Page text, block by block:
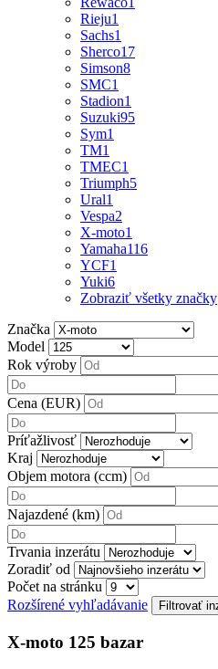
Rieju1
Sachs1
Sherco17
Simson8
SMC1
Stadion1
Suzuki95
Sym1
TM1
TMEC1
Triumph5
Ural1
Vespa2
X-moto1
Yamaha116
YCF1
Yuki6
Zobraziť všetky značky
Značka
Model
Rok výroby
Cena (EUR)
Príťažlivosť
Kraj
Objem motora (ccm)
Najazdené (km)
Trvania inzerátu
Zoradiť od
Počet na stránku
Rozšírené vyhľadávanie
X-moto 125 bazar